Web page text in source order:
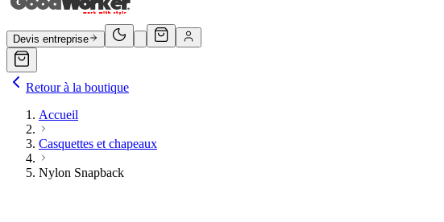
Devis entreprise
Retour à la boutique
Accueil
Casquettes et chapeaux
Nylon Snapback